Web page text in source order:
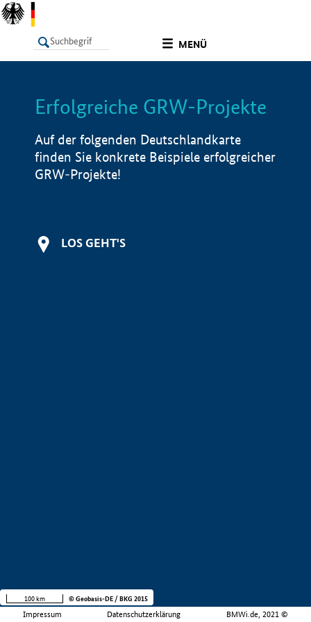
MENÜ
LISTE Info
Erfolgreiche GRW-Projekte
Auf der folgenden Deutschlandkarte
finden Sie konkrete Beispiele erfolgreicher
GRW-Projekte!
LOS GEHT'S
Impressum Datenschutzerklärung BMWi.de, 2021 ©
100 km © Geobasis-DE / BKG 2015